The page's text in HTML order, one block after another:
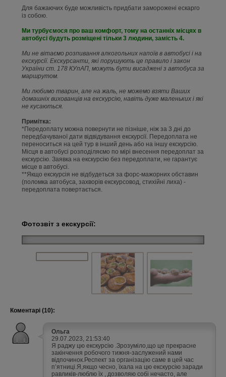
Для бажаючих буде можливість придбати заморожені ескарго
із собою.
Ми турбуємося про ваш комфорт, тому на останніх місцях в
автобусі будуть розміщені тільки 3 людини, замість 4.
Ми не вітаємо розпивання алкогольних напоїв в автобусі і на
екскурсії. Екскурсанти, які порушують це правило і закон
України ст. 178 КУпАП, можуть бути висаджені з автобуса за
маршрутом.
Ми любимо тварин, але на жаль, не можемо взяти Ваших
домашніх вихованців на екскурсію, навіть дуже маленьких і які
не кусаються.
Примітка:
*Передоплату можна повернути не пізніше, ніж за 3 дні до
передбачуваної дати відвідування екскурсії. Передоплата не
переноситься на цей тур в інший день або на іншу екскурсію.
Місця в автобусі розподіляємо по мірі внесення передоплат за
екскурсію. Заявка на екскурсію без передоплати, не гарантує
місце в автобусі.
**Якщо екскурсія не відбудеться за форс-мажорних обставин
(поломка автобуса, захворів екскурсовод, стихійні лиха) -
передоплата повертається.
Фотозвіт з екскурсії:
Коментарі (10):
Ольга
29.07.2023, 21:53:40
Я раджу цю екскурсію .Зрозуміло,що це прекрасне
закінчення робочого тижня-заслужений нами
відпочинок.Респект за організацію саме в цей час
пʼятниці.Я,якщо чесно, їхала на цю екскурсію заради
равликів-люблю їх , дозволяю собі нечасто, але